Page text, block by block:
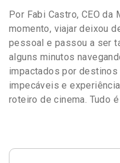
Por Fabi Castro, CEO da
momento, viajar deixou
pessoal e passou a ser
alguns minutos
impactados por
impecáveis e
roteiro de cinema. Tudo